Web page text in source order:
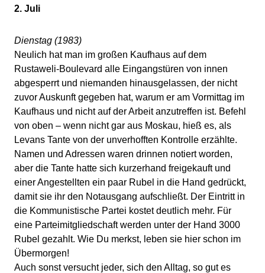
2. Juli
Dienstag (1983)
Neulich hat man im großen Kaufhaus auf dem
Rustaweli-Boulevard alle Eingangstüren von innen
abgesperrt und niemanden hinausgelassen, der nicht
zuvor Auskunft gegeben hat, warum er am Vormittag im
Kaufhaus und nicht auf der Arbeit anzutreffen ist. Befehl
von oben – wenn nicht gar aus Moskau, hieß es, als
Levans Tante von der unverhofften Kontrolle erzählte.
Namen und Adressen waren drinnen notiert worden,
aber die Tante hatte sich kurzerhand freigekauft und
einer Angestellten ein paar Rubel in die Hand gedrückt,
damit sie ihr den Notausgang aufschließt. Der Eintritt in
die Kommunistische Partei kostet deutlich mehr. Für
eine Parteimitgliedschaft werden unter der Hand 3000
Rubel gezahlt. Wie Du merkst, leben sie hier schon im
Übermorgen!
Auch sonst versucht jeder, sich den Alltag, so gut es